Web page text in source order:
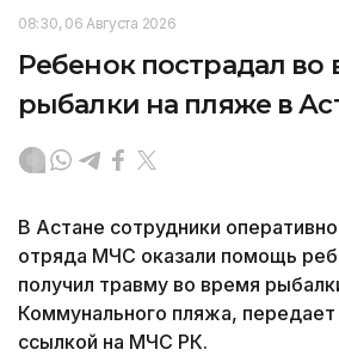
08:30, 06 Августа 2026
Ребенок пострадал во
рыбалки на пляже в
В Астане сотрудники
отряда МЧС оказали помощь
получил травму во время
Коммунального пляжа,
ссылкой на МЧС РК.